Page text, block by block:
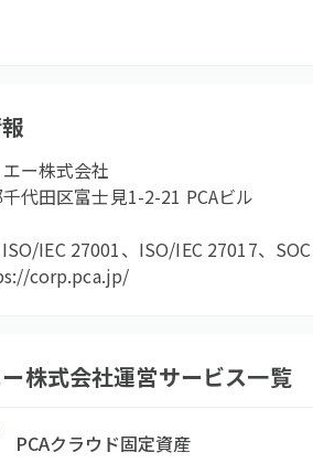
ー株式会社
代田区富士見1-2-21 PCAビル
ISO/IEC 27001、ISO/IEC 27017、
corp.pca.jp/
株式会社運営サービス一覧
PCAクラウド固定資産